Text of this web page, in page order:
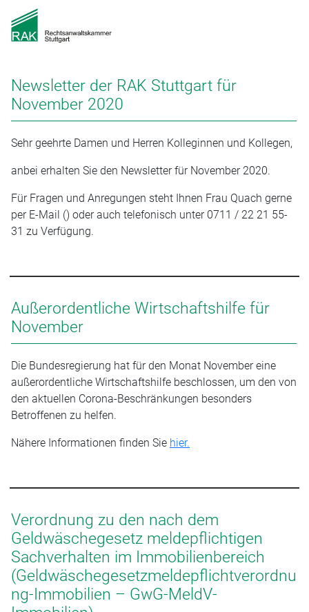
Newsletter der RAK Stuttgart für
November 2020
Sehr geehrte Damen und Herren Kolleginnen und Kollegen,
anbei erhalten Sie den Newsletter für November 2020.
Für Fragen und Anregungen steht Ihnen Frau Quach gerne
per E-Mail () oder auch telefonisch unter 0711 / 22 21 55-
31 zu Verfügung.
Außerordentliche Wirtschaftshilfe für
November
Die Bundesregierung hat für den Monat November eine
außerordentliche Wirtschaftshilfe beschlossen, um den von
den aktuellen Corona-Beschränkungen besonders
Betroffenen zu helfen.
Nähere Informationen finden Sie hier.
Verordnung zu den nach dem
Geldwäschegesetz meldepflichtigen
Sachverhalten im Immobilienbereich
(Geldwäschegesetzmeldepflichtverordnu
ng-Immobilien – GwG-MeldV-